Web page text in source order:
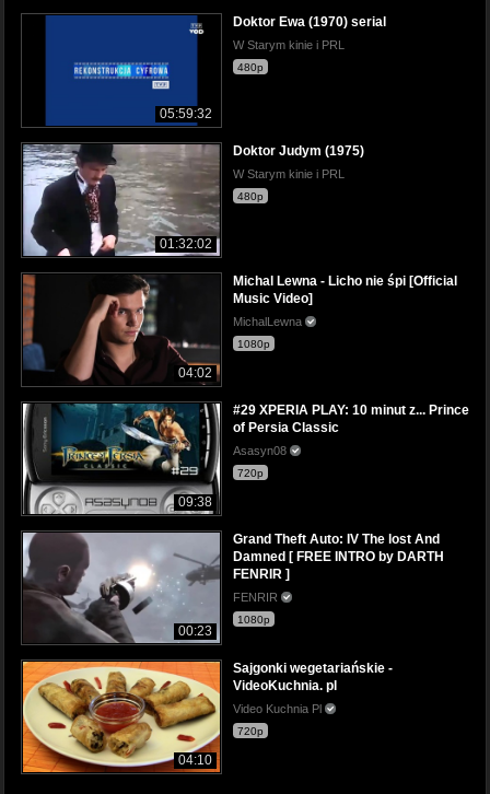
05:59:32
Doktor Ewa (1970) serial
W Starym kinie i PRL
480p
01:32:02
Doktor Judym (1975)
W Starym kinie i PRL
480p
04:02
Michal Lewna - Licho nie śpi [Official
Music Video]
MichalLewna
1080p
09:38
#29 XPERIA PLAY: 10 minut z... Prince
of Persia Classic
Asasyn08
720p
00:23
Grand Theft Auto: IV The lost And
Damned [ FREE INTRO by DARTH
FENRIR ]
FENRIR
1080p
04:10
Sajgonki wegetariańskie -
VideoKuchnia. pl
Video Kuchnia Pl
720p